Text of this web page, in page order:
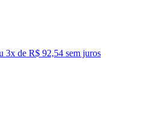
3x de R$ 92,54 sem juros